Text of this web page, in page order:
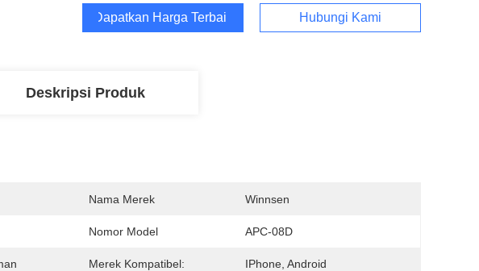
Dapatkan Harga Terbaik Hubungi Kami
Deskripsi Produk
Nama Merek Winnsen
Nomor Model APC-08D
Merek Kompatibel: IPhone, Android